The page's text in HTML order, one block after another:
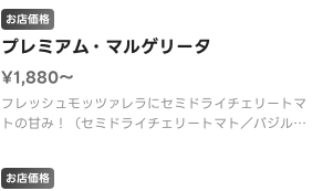
プレミアム・マルゲリータ
お店価格
¥1,880〜
フレッシュモッツァレラにセミドライチェリートマ
トの甘み！（セミドライチェリートマト／バジルソ
ス）
お店価格